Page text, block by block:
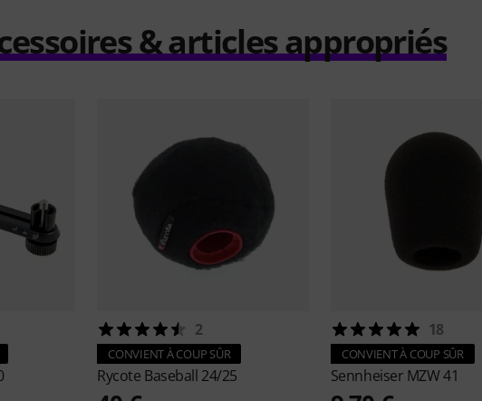
& articles appropriés
2
CONVIENT À COUP SÛR
Rycote Baseball 24/25
18
CONVIENT À COUP SÛR
Sennheiser MZW 41